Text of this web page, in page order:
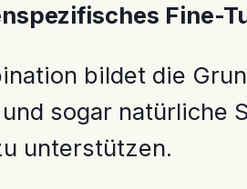
Fine-
bildet die
sogar natürliche
unterstützen.